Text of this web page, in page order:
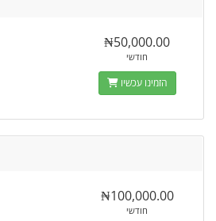
₦50,000.00
חודשי
הזמינו עכשיו
₦100,000.00
חודשי